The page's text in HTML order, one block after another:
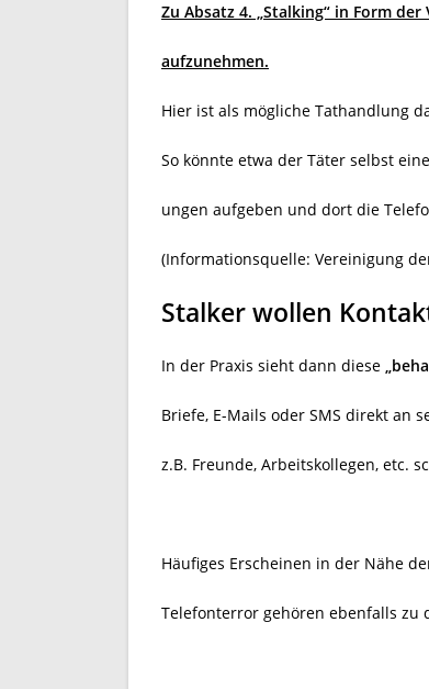
Zu Absatz 4. „Stalking“ in Form
aufzunehmen.
Hier ist als mögliche Tathandlung
So könnte etwa der Täter selbst
ungen aufgeben und dort die
(Informationsquelle: Vereinigung
Stalker wollen
In der Praxis sieht dann diese
Briefe, E-Mails oder SMS direkt an
z.B. Freunde, Arbeitskollegen, etc.
Häufiges Erscheinen in der Nähe
Telefonterror gehören ebenfalls zu